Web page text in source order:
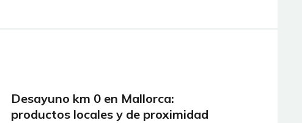
Desayuno km 0 en Mallorca:
productos locales y de proximidad